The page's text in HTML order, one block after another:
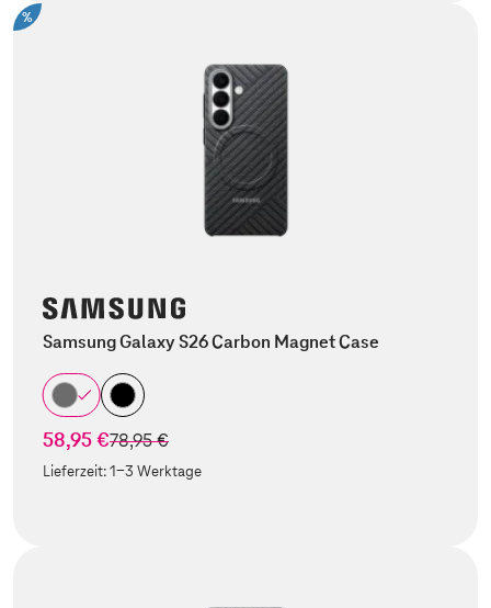
%
Samsung Galaxy S26 Carbon Magnet Case
58,95 €statt
78,95 €
Lieferzeit:1-3 Werktage